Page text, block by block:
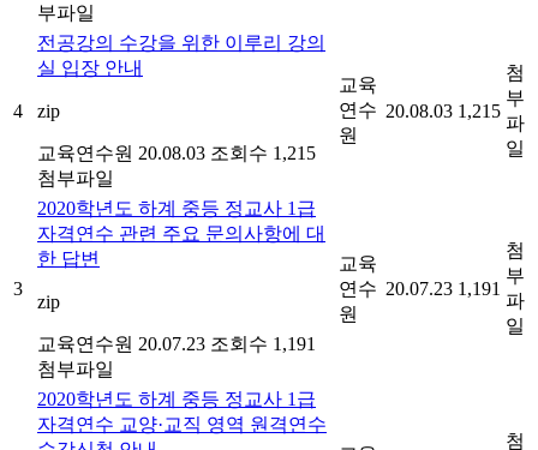
부파일
4
전공강의 수강을 위한 이루리 강의
실 입장 안내
zip
교육연수원 20.08.03 조회수 1,215
첨부파일
교육
연수
원
20.08.03 1,215
첨
부
파
일
3
2020학년도 하계 중등 정교사 1급
자격연수 관련 주요 문의사항에 대
한 답변
zip
교육연수원 20.07.23 조회수 1,191
첨부파일
교육
연수
원
20.07.23 1,191
첨
부
파
일
2020학년도 하계 중등 정교사 1급
자격연수 교양·교직 영역 원격연수
첨